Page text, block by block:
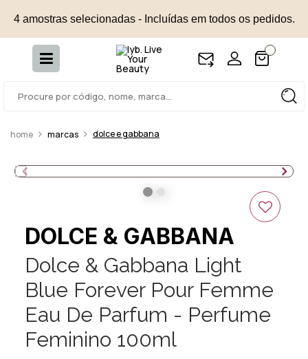
4 amostras selecionadas - Incluídas em todos os pedidos.
marcas dolce e gabbana
DOLCE & GABBANA
Dolce & Gabbana Light
Blue Forever Pour Femme
Eau De Parfum - Perfume
Feminino 100ml